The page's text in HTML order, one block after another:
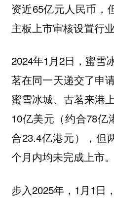
资近65亿元人民币，
主板上市审核设置行
2024年1月2日，蜜雪
茗在同一天递交了申
蜜雪冰城、古茗来港
10亿美元（约合78亿
合23.4亿港元），但
个月内均未完成上市。
步入2025年，1月1日